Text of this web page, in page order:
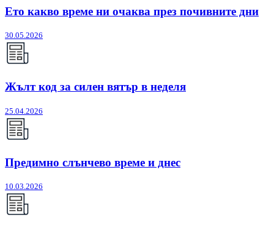
Ето какво време ни очаква през почивните дни
30.05.2026
Жълт код за силен вятър в неделя
25.04.2026
Предимно слънчево време и днес
10.03.2026